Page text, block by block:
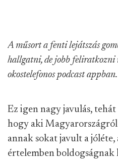
A műsort a fenti lejátszás
hallgatni, de jobb
okostelefonos podcast appban.
Ez igen nagy javulás,
hogy aki
annak sokat javult a
értelemben boldogságnak